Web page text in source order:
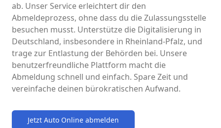
ab. Unser Service erleichtert dir den
Abmeldeprozess, ohne dass du die Zulassungsstelle
besuchen musst. Unterstütze die Digitalisierung in
Deutschland, insbesondere in Rheinland-Pfalz, und
trage zur Entlastung der Behörden bei. Unsere
benutzerfreundliche Plattform macht die
Abmeldung schnell und einfach. Spare Zeit und
vereinfache deinen bürokratischen Aufwand.
Jetzt Auto Online abmelden